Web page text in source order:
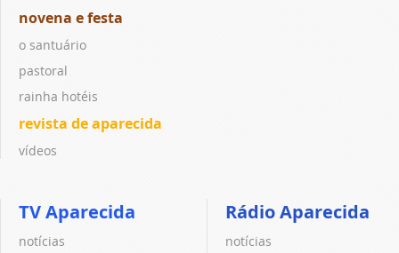
novena e festa
o santuário
pastoral
rainha hotéis
revista de aparecida
vídeos
TV Aparecida
notícias
Rádio Aparecida
notícias